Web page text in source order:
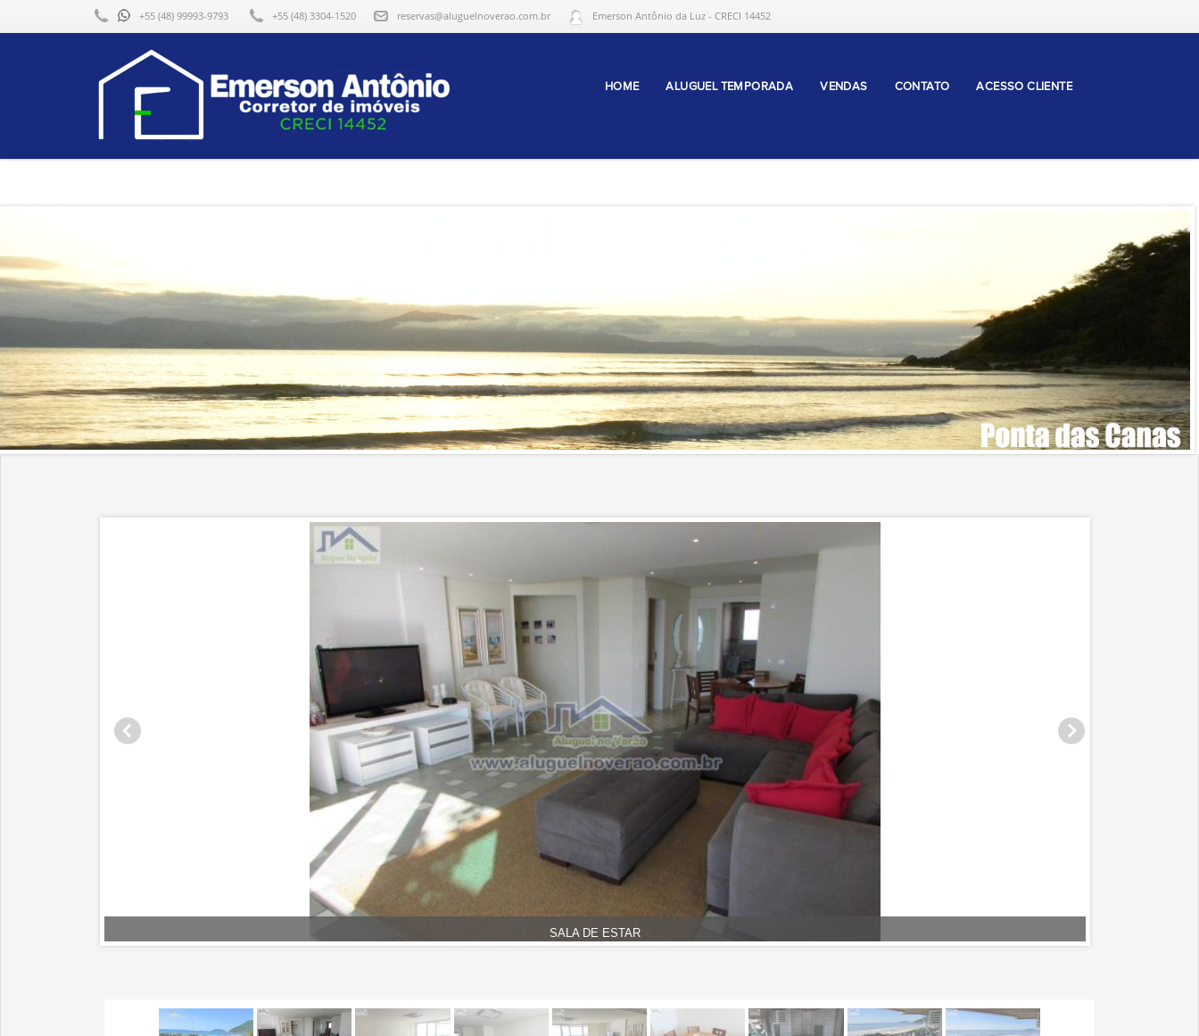
+55 (48) 99993-9793 +55 (48) 3304-1520 reservas@aluguelnoverao.com.br Emerson Antônio da Luz - CRECI 14452
HOME ALUGUEL TEMPORADA VENDAS CONTATO ACESSO CLIENTE
SALA DE ESTAR